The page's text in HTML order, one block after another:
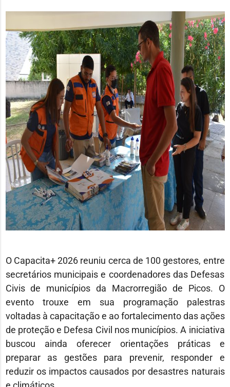
O Capacita+ 2026 reuniu cerca de 100 gestores, entre
secretários municipais e coordenadores das Defesas
Civis de municípios da Macrorregião de Picos. O
evento trouxe em sua programação palestras
voltadas à capacitação e ao fortalecimento das ações
de proteção e Defesa Civil nos municípios. A iniciativa
buscou ainda oferecer orientações práticas e
preparar as gestões para prevenir, responder e
reduzir os impactos causados por desastres naturais